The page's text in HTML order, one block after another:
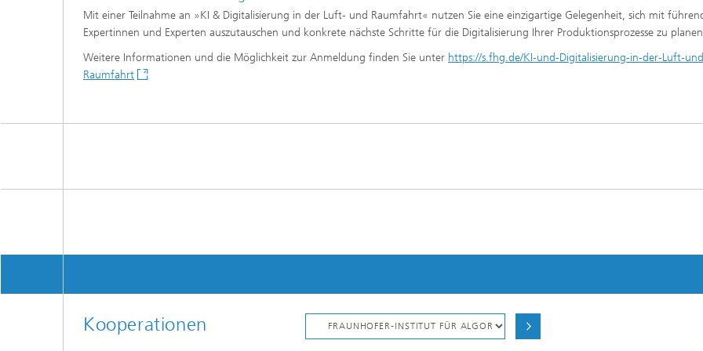
Mit einer Teilnahme an »KI & Digitalisierung in der Luft- und Raumfahrt« nutzen Sie eine einzigartige Gelegenheit, sich mit
Expertinnen und Experten auszutauschen und konkrete nächste Schritte für die Digitalisierung Ihrer Produktionsprozesse zu
Weitere Informationen und die Möglichkeit zur Anmeldung finden Sie unter https://s.fhg.de/KI-und-Digitalisierung-in-der-Luft-
Raumfahrt
Kooperationen